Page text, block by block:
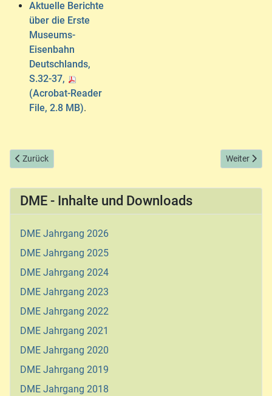
DME - Inhalte und Downloads
DME Jahrgang 2026
DME Jahrgang 2025
DME Jahrgang 2024
DME Jahrgang 2023
DME Jahrgang 2022
DME Jahrgang 2021
DME Jahrgang 2020
DME Jahrgang 2019
DME Jahrgang 2018
Aktuelle Berichte
über die Erste
Museums-
Eisenbahn
Deutschlands,
S.32-37,
(Acrobat-Reader
File, 2.8 MB).
Vorheriger Beitrag: DME Jahrgang 2000
Zurück Nächster
Weiter